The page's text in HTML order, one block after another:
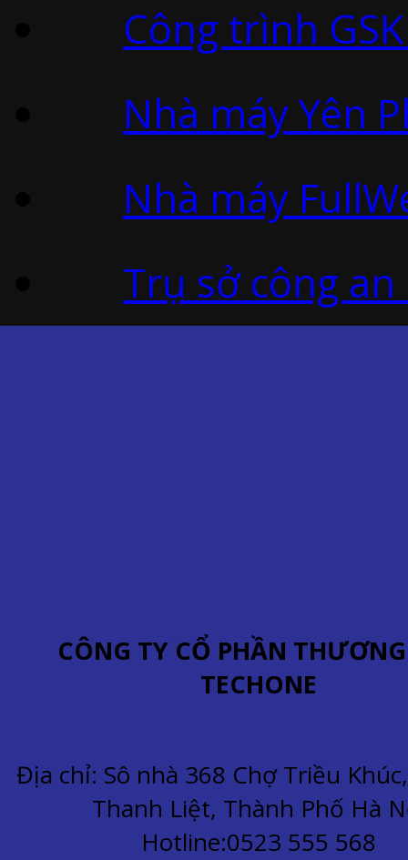
Công trình
Nhà máy Yên
Nhà máy
Trụ sở công
CÔNG TY CỔ PHẦN
TECHONE
Địa chỉ: Sô nhà 368 Chợ Triều
Thanh Liệt, Thành Phố Hà
Hotline:0523 555 568